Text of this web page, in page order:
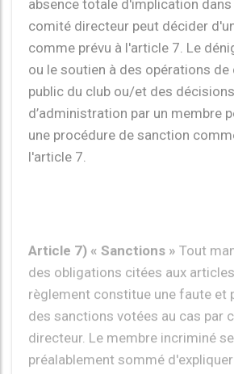
ou le soutien à des opérations de
public du club ou/et des
d’administration par un membre
une procédure de sanction
l'article 7.
Article 7) « Sanctions »
Tout
préalablement sommé
comité directeur. Les sanctions
gravité de la faute : · rappel
suppression de toute
part du club sur toute la saison
remboursement des courses club,